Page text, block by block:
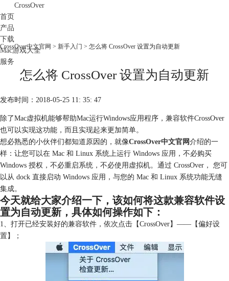
CrossOver
首页
产品
下载
Mac游戏大全
服务
CrossOver中文官网 > 新手入门 > 怎么将 CrossOver 设置为自动更新
怎么将 CrossOver 设置为自动更新
发布时间：2018-05-25 11: 35: 47
除了Mac虚拟机能够帮助Mac运行Windows应用程序，兼容软件CrossOver
也可以实现这功能，而且实现起来更加简单。
想必熟悉的小伙伴们都知道原因的，就像CrossOver中文官网介绍的一
样：让您可以在 Mac 和 Linux 系统上运行 Windows 应用，不必购买
Windows 授权，不必重启系统，不必使用虚拟机。通过 CrossOver， 您可
以从 dock 直接启动 Windows 应用，与您的 Mac 和 Linux 系统功能无缝
集成。
今天就给大家介绍一下，该如何将这款兼容软件设
置为自动更新，具体如何操作如下：
1、打开已经安装好的兼容软件，依次点击【CrossOver】——【偏好设
置】；